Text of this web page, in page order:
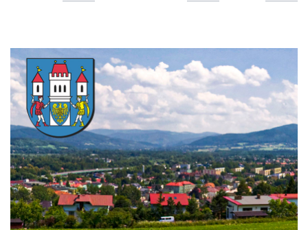
Nas
Kariera
Galeria
Kontakt
801
502
302